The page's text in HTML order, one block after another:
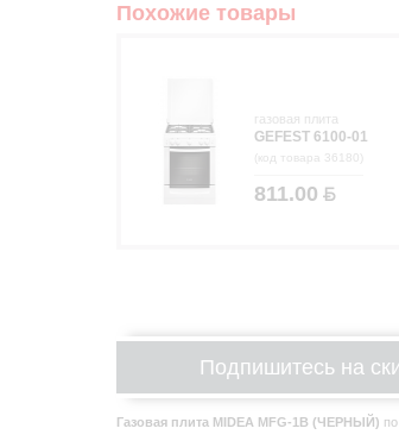
Похожие товары
газовая плита
GEFEST 6100-01
(код товара 36180)
811.00
Подпишитесь на
Газовая плита MIDEA MFG-1B (ЧЕРНЫЙ)